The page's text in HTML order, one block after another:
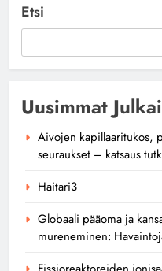
Etsi
Uusimmat
Aivojen kapillaaritukos,
seuraukset – katsaus
Haitari3
Globaali pääoma ja
mureneminen: